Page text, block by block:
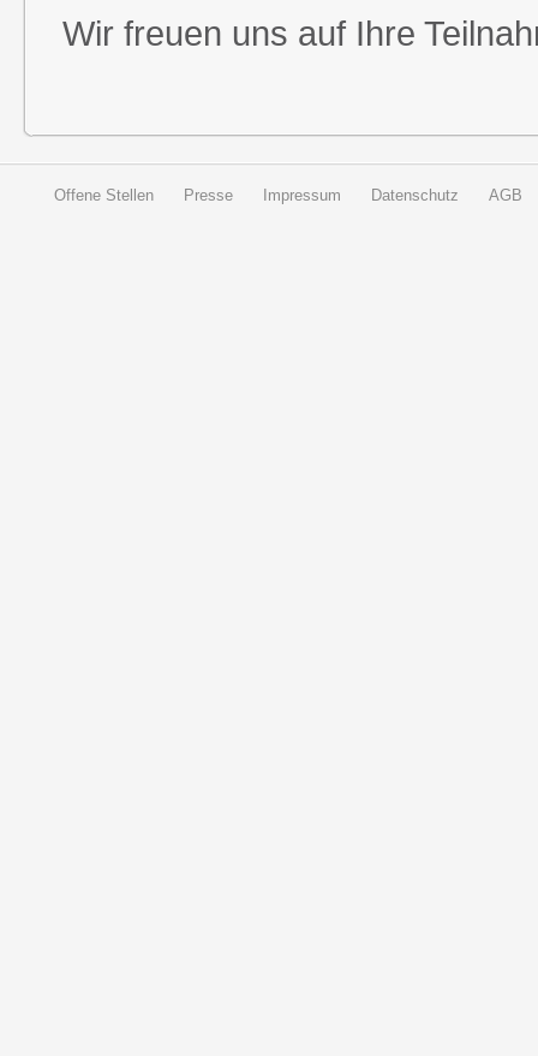
Wir freuen uns auf Ihre
Offene Stellen Presse Impressum Datenschutz AGB